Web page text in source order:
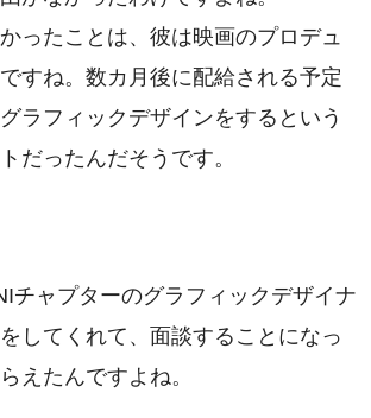
ったことは、彼は映画のプロデュ
すね。数カ月後に配給される予定
ラフィックデザインをするという
だったんだそうです。
チャプターのグラフィックデザイナ
してくれて、面談することになっ
えたんですよね。